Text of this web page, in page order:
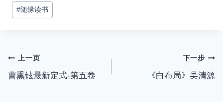
#随缘读书
文
章
上一页
曹熏铉最新定式-第五卷
下一步
《白布局》吴清源